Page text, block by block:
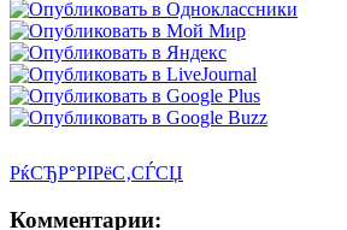
РќСЂР°РІРёС‚СЃСЏ
Комментарии: